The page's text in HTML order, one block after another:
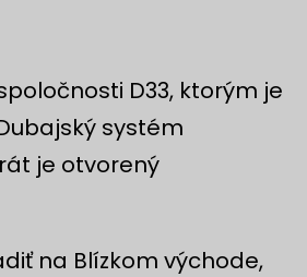
D33, ktorým je
systém
je otvorený
na Blízkom východe,